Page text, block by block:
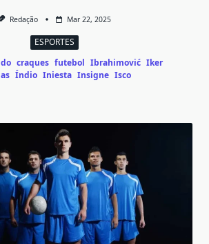
Redação Mar 22, 2025
ESPORTES
craques futebol Ibrahimović Iker
Índio Iniesta Insigne Isco